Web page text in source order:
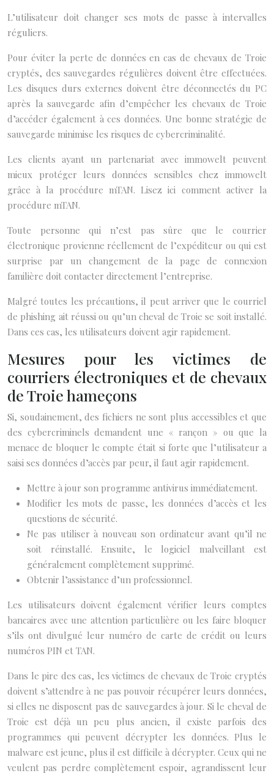
L’utilisateur doit changer ses mots de passe à intervalles
réguliers.
Pour éviter la perte de données en cas de chevaux de Troie
cryptés, des sauvegardes régulières doivent être effectuées.
Les disques durs externes doivent être déconnectés du PC
après la sauvegarde afin d’empêcher les chevaux de Troie
d’accéder également à ces données. Une bonne stratégie de
sauvegarde minimise les risques de cybercriminalité.
Les clients ayant un partenariat avec immowelt peuvent
mieux protéger leurs données sensibles chez immowelt
grâce à la procédure mTAN. Lisez ici comment activer la
procédure mTAN.
Toute personne qui n’est pas sûre que le courrier
électronique provienne réellement de l’expéditeur ou qui est
surprise par un changement de la page de connexion
familière doit contacter directement l’entreprise.
Malgré toutes les précautions, il peut arriver que le courriel
de phishing ait réussi ou qu’un cheval de Troie se soit installé.
Dans ces cas, les utilisateurs doivent agir rapidement.
Mesures pour les victimes de
courriers électroniques et de chevaux
de Troie hameçons
Si, soudainement, des fichiers ne sont plus accessibles et que
des cybercriminels demandent une « rançon » ou que la
menace de bloquer le compte était si forte que l’utilisateur a
saisi ses données d’accès par peur, il faut agir rapidement.
Mettre à jour son programme antivirus immédiatement.
Modifier les mots de passe, les données d’accès et les
questions de sécurité.
Ne pas utiliser à nouveau son ordinateur avant qu’il ne
soit réinstallé. Ensuite, le logiciel malveillant est
généralement complètement supprimé.
Obtenir l’assistance d’un professionnel.
Les utilisateurs doivent également vérifier leurs comptes
bancaires avec une attention particulière ou les faire bloquer
s’ils ont divulgué leur numéro de carte de crédit ou leurs
numéros PIN et TAN.
Dans le pire des cas, les victimes de chevaux de Troie cryptés
doivent s’attendre à ne pas pouvoir récupérer leurs données,
si elles ne disposent pas de sauvegardes à jour. Si le cheval de
Troie est déjà un peu plus ancien, il existe parfois des
programmes qui peuvent décrypter les données. Plus le
malware est jeune, plus il est difficile à décrypter. Ceux qui ne
veulent pas perdre complètement espoir, agrandissent leur